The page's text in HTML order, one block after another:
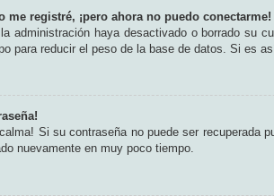
me registré, ¡pero ahora no puedo conectarme!
administración haya desactivado o borrado su
para reducir el peso de la base de datos. Si es
Si su contraseña no puede ser recuperada
nuevamente en muy poco tiempo.